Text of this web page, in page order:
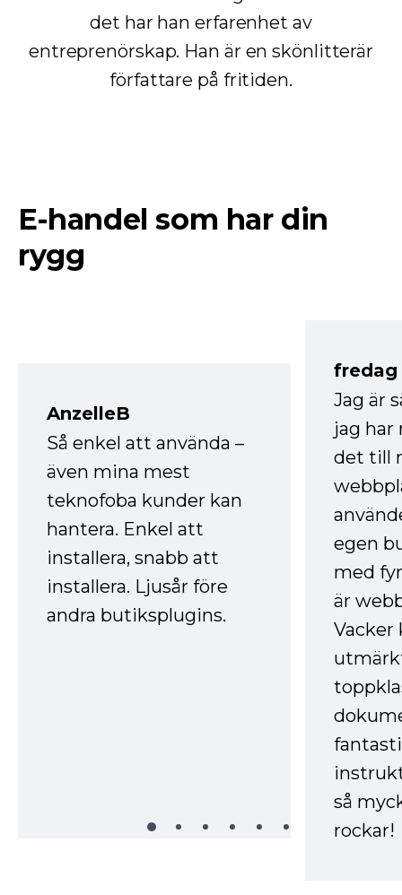
det har han erfarenhet av
entreprenörskap. Han är en skönlitterär
författare på fritiden.
E-handel som har din
rygg
AnzelleB
Så enkel att använda –
även mina mest
teknofoba kunder kan
hantera. Enkel att
installera, snabb att
installera. Ljusår före
andra butiksplugins.
fredag
Jag är
jag
det till
egen
med
är
Vacker
så
rockar!